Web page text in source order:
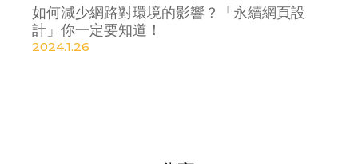
如何減少網路對環境的影響？「永續網頁設
計」你一定要知道！
2024.1.26